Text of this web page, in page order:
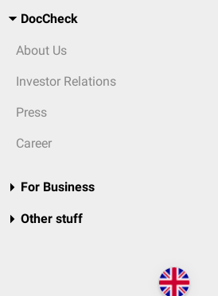
DocCheck
About Us
Investor Relations
Press
Career
For Business
Other stuff